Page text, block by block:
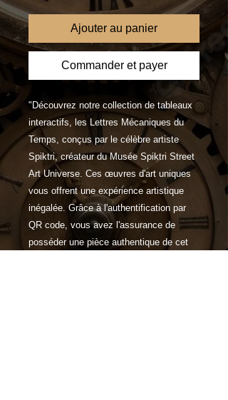
Ajouter au panier
Commander et payer
"Découvrez notre collection de tableaux
interactifs, les Lettres Mécaniques du
Temps, conçus par le célèbre artiste
Spiktri, créateur du Musée Spiktri Street
Art Universe. Ces œuvres d'art uniques
vous offrent une expérience artistique
inégalée. Grâce à l'authentification par
QR code, vous avez l'assurance de
posséder une pièce authentique de cet